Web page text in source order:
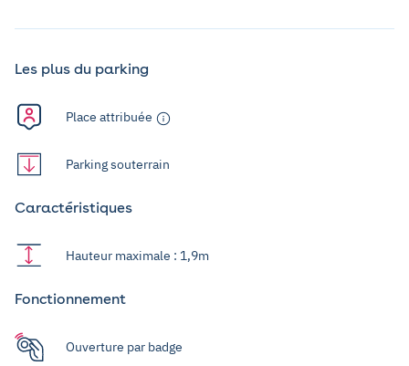
Les plus du parking
Place attribuée
Parking souterrain
Caractéristiques
Hauteur maximale : 1,9m
Fonctionnement
Ouverture par badge